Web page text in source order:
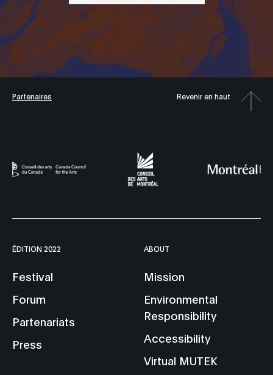
Partenaires Revenir en haut
ÉDITION 2022
Festival
Forum
Partenariats
Press
ABOUT
Mission
Environmental
Responsibility
Accessibility
Virtual MUTEK